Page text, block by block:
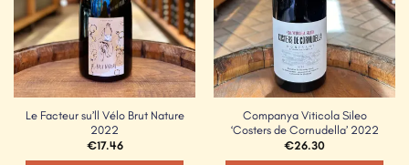
Le Facteur su’ll Vélo Brut Nature
2022
€17.46
Companya Viticola Sileo
‘Costers de Cornudella’ 2022
€26.30